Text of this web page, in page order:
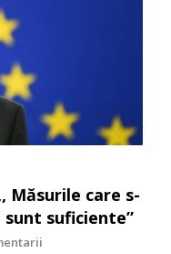
Măsurile care s-
sunt suficiente”